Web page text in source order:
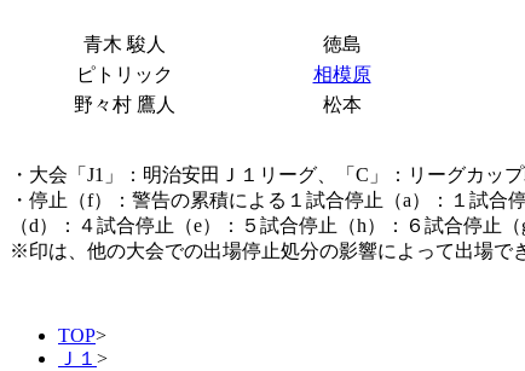
青木 駿人
徳島
ピトリック
相模原
野々村 鷹人
松本
・大会「J1」：明治安田Ｊ１リーグ、「C」：リーグカッ
・停止（f）：警告の累積による１試合停止（a）：１試合
（d）：４試合停止（e）：５試合停止（h）：６試合停止
※印は、他の大会での出場停止処分の影響によって出場で
TOP>
Ｊ１ >